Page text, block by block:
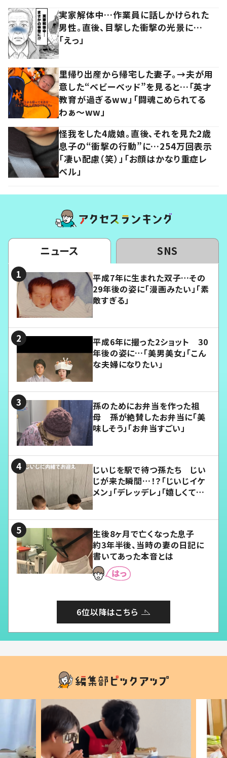
実家解体中…作業員に話しかけられた
男性。直後、目撃した衝撃の光景に…
「えっ」
里帰り出産から帰宅した妻子。→夫が用
意した“ベビーベッド”を見ると…「英才
教育が過ぎるww」「闘魂こめられてる
わぁ～ww」
怪我をした4歳娘。直後、それを見た2歳
息子の“衝撃の行動”に…254万回表示
「凄い配慮（笑）」「お顔はかなり重症レ
ベル」
ニュース SNS
平成7年に生まれた双子…その
29年後の姿に「漫画みたい」「素
敵すぎる」
平成6年に撮った2ショット 30
年後の姿に…「美男美女」「こん
な夫婦になりたい」
孫のためにお弁当を作った祖
母 孫が絶賛したお弁当に「美
味しそう」「お弁当すごい」
じいじを駅で待つ孫たち じい
じが来た瞬間…！？「じいじイケ
メン」「デレッデレ」「嬉しくて可
生後8ヶ月で亡くなった息子
約3年半後、当時の妻の日記に
書いてあった本音とは
6位以降はこちら